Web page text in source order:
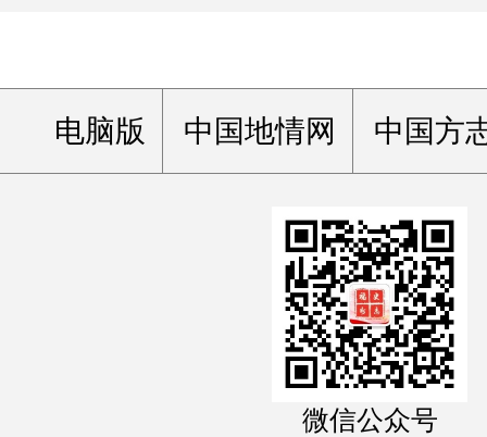
电脑版 中国地情网 中国方
微信公众号